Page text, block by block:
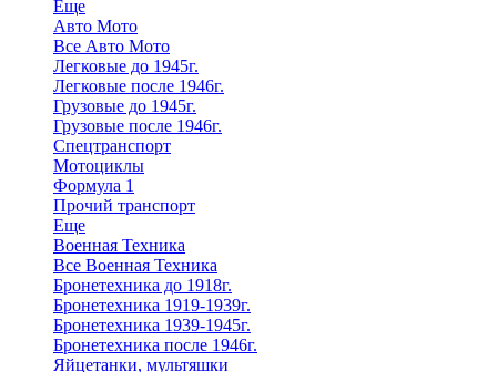
Еще
Авто Мото
Все Авто Мото
Легковые до 1945г.
Легковые после 1946г.
Грузовые до 1945г.
Грузовые после 1946г.
Спецтранспорт
Мотоциклы
Формула 1
Прочий транспорт
Еще
Военная Техника
Все Военная Техника
Бронетехника до 1918г.
Бронетехника 1919-1939г.
Бронетехника 1939-1945г.
Бронетехника после 1946г.
Яйцетанки, мультяшки